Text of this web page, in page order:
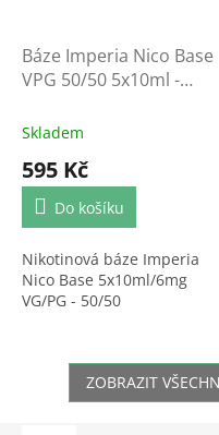
Báze Imperia Nico Base
VPG 50/50 5x10ml -
Skladem
595 Kč
Do košíku
Nikotinová báze Imperia
Nico Base 5x10ml/6mg
VG/PG - 50/50
ZOBRAZIT